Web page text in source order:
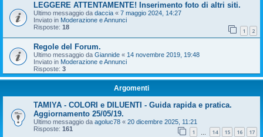
LEGGERE ATTENTAMENTE! Inserimento foto di altri siti.
Ultimo messaggio da daccia « 7 maggio 2024, 14:27
Inviato in Moderazione e Annunci
Risposte: 18 1 2
Regole del Forum.
Ultimo messaggio da Giannide « 14 novembre 2019, 19:48
Inviato in Moderazione e Annunci
Risposte: 3
Argomenti
TAMIYA - COLORI e DILUENTI - Guida rapida e pratica.
Aggiornamento 25/05/19.
Ultimo messaggio da agoluc78 « 20 dicembre 2025, 11:21
Risposte: 161 1 14 15 16 17